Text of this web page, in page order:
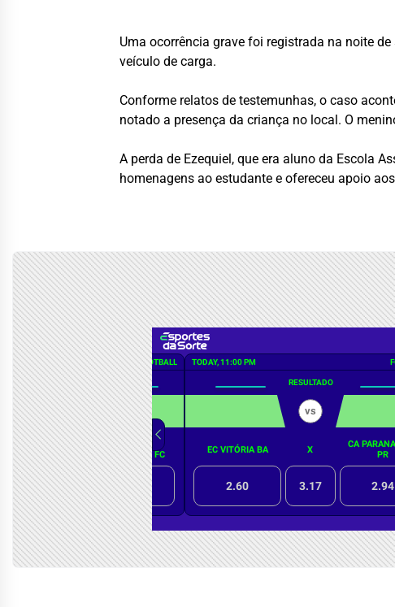
Uma ocorrência grave foi registrada na noite
veículo de carga.
Conforme relatos de testemunhas, o caso
notado a presença da criança no local. O
A perda de Ezequiel, que era aluno da Escola
homenagens ao estudante e ofereceu apoio